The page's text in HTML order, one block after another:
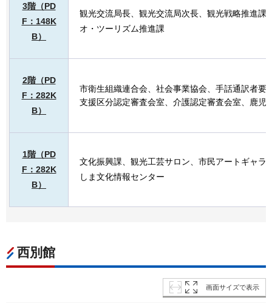
3階（PD
F：148K
B）
観光交流局長、観光交流局次長、観光戦略推進課
オ・ツーリズム推進課
2階（PD
F：282K
B）
市衛生組織連合会、社会事業協会、手話通訳者要
支援区分認定審査会室、介護認定審査会室、鹿児
1階（PD
F：282K
B）
文化振興課、観光工芸サロン、市民アートギャラ
しま文化情報センター
西別館
画面サイズで表示